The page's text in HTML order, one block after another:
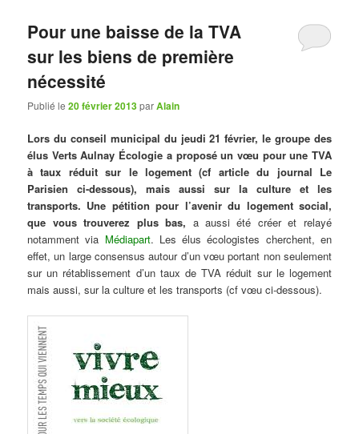
Pour une baisse de la TVA
sur les biens de première
nécessité
Publié le20 février 2013parAlain
Lors du conseil municipal du jeudi 21 février, le groupe des
élus Verts Aulnay Écologie a proposé un vœu pour une TVA
à taux réduit sur le logement (cf article du journal Le
Parisien ci-dessous), mais aussi sur la culture et les
transports. Une pétitionpour l’avenir du logement social,
que vous trouverez plus bas, a aussi été créer et relayé
notamment via Médiapart. Les élus écologistes cherchent, en
effet, un large consensus autour d’un vœu portant non seulement
sur un rétablissement d’un taux de TVA réduit sur le logement
mais aussi, sur la culture et les transports (cf vœu ci-dessous).